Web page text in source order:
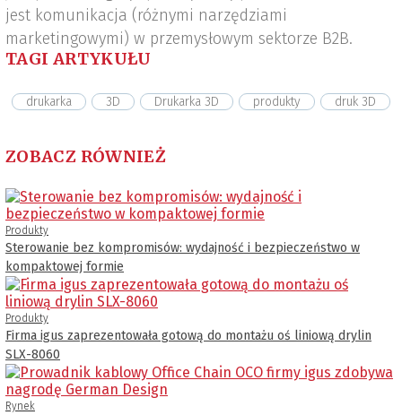
jest komunikacja (różnymi narzędziami
marketingowymi) w przemysłowym sektorze B2B.
TAGI ARTYKUŁU
drukarka 3D Drukarka 3D produkty druk 3D
ZOBACZ RÓWNIEŻ
Produkty
Sterowanie bez kompromisów: wydajność i bezpieczeństwo w
kompaktowej formie
Produkty
Firma igus zaprezentowała gotową do montażu oś liniową drylin
SLX-8060
Rynek